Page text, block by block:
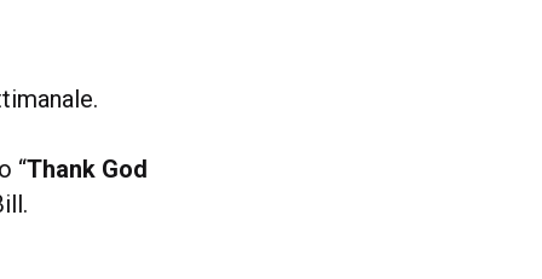
“Thank God